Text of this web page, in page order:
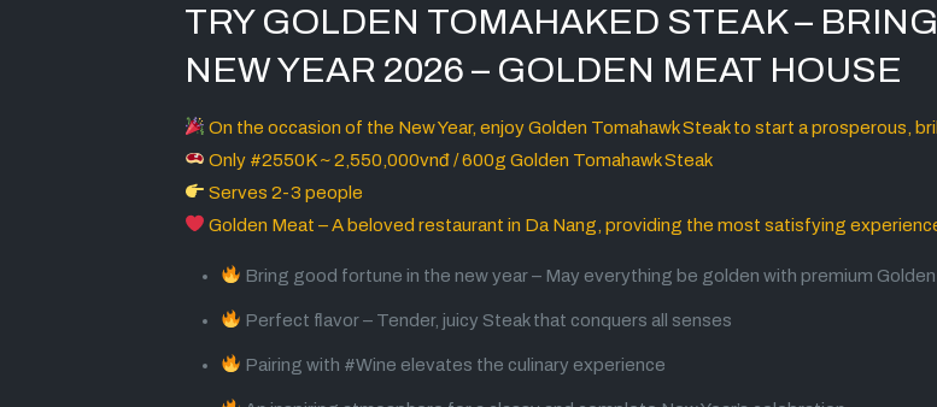
TRY GOLDEN TOMAHAKED STEAK –
NEW YEAR 2026 – GOLDEN MEAT HOUSE
On the occasion of the New Year, enjoy Golden Tomahawk Steak to start a prosperous,
Only #2550K ~ 2,550,000vnđ / 600g Golden Tomahawk Steak
Serves 2-3 people
Golden Meat – A beloved restaurant in Da Nang, providing the most satisfying
Bring good fortune in the new year – May everything be golden with premium
Perfect flavor – Tender, juicy Steak that conquers all senses
Pairing with #Wine elevates the culinary experience